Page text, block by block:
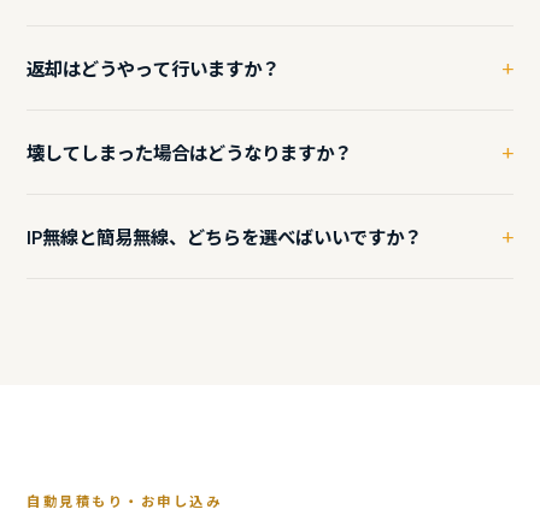
す（他のお客様の予約状況による場合があります）。まずはお
返却はどうやって行いますか？ +
は翌日までにご返却をお願いしております。返却が遅れた場合
壊してしまった場合はどうなりますか？ +
破損・紛失・盗難については修理代金・再購入代金をご負担い
IP無線と簡易無線、どちらを選べばいいですか？ +
自動見積もり・お申し込み